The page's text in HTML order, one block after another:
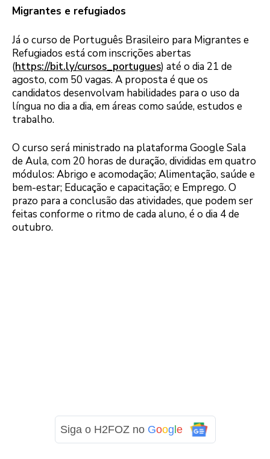
Migrantes e refugiados
Já o curso de Português Brasileiro para Migrantes e
Refugiados está com inscrições abertas
(https://bit.ly/cursos_portugues) até o dia 21 de
agosto, com 50 vagas. A proposta é que os
candidatos desenvolvam habilidades para o uso da
língua no dia a dia, em áreas como saúde, estudos e
trabalho.
O curso será ministrado na plataforma Google Sala
de Aula, com 20 horas de duração, divididas em quatro
módulos: Abrigo e acomodação; Alimentação, saúde e
bem-estar; Educação e capacitação; e Emprego. O
prazo para a conclusão das atividades, que podem ser
feitas conforme o ritmo de cada aluno, é o dia 4 de
outubro.
Siga o H2FOZ no Goog e